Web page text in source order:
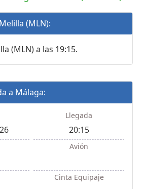
(MLN):
(MLN) a las 19:15.
a Málaga:
Llegada
20:15
Avión
Cinta Equipaje